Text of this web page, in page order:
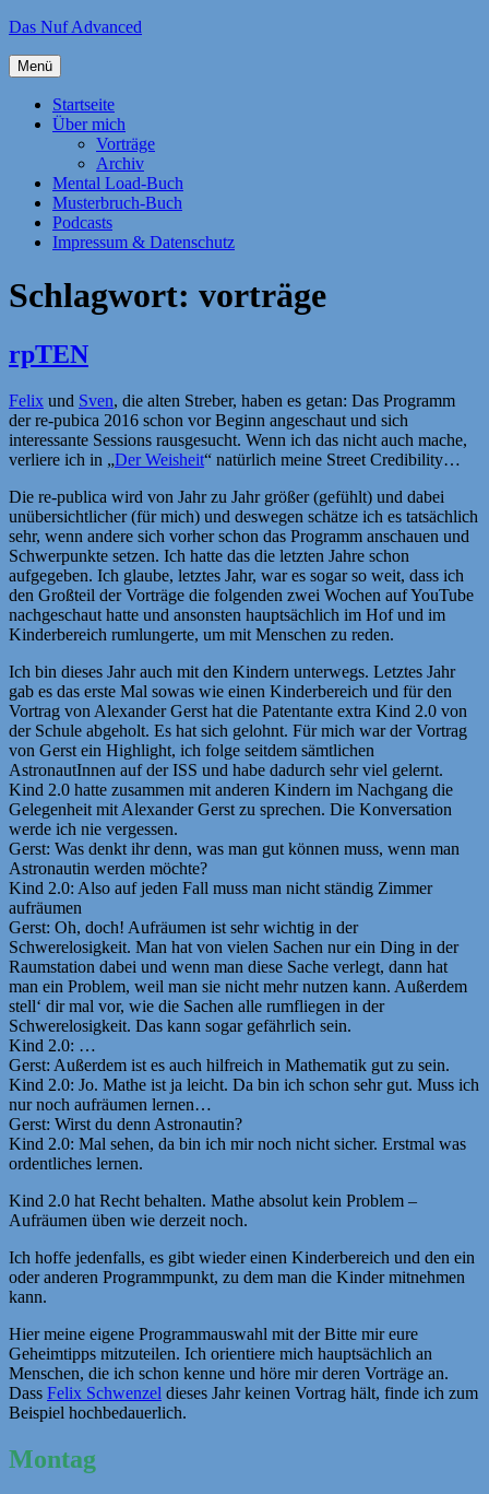
Zum
springen
Das Nuf Advanced
Menü
Startseite
Über mich
Vorträge
Archiv
Mental Load-Buch
Musterbruch-Buch
Podcasts
Impressum & Datenschutz
Schlagwort: vorträge
rpTEN
Felix und Sven, die alten Streber, haben es getan: Das Programm
der re-pubica 2016 schon vor Beginn angeschaut und sich
interessante Sessions rausgesucht. Wenn ich das nicht auch mache,
verliere ich in „Der Weisheit“ natürlich meine Street Credibility…
Die re-publica wird von Jahr zu Jahr größer (gefühlt) und dabei
unübersichtlicher (für mich) und deswegen schätze ich es tatsächlich
sehr, wenn andere sich vorher schon das Programm anschauen und
Schwerpunkte setzen. Ich hatte das die letzten Jahre schon
aufgegeben. Ich glaube, letztes Jahr, war es sogar so weit, dass ich
den Großteil der Vorträge die folgenden zwei Wochen auf YouTube
nachgeschaut hatte und ansonsten hauptsächlich im Hof und im
Kinderbereich rumlungerte, um mit Menschen zu reden.
Ich bin dieses Jahr auch mit den Kindern unterwegs. Letztes Jahr
gab es das erste Mal sowas wie einen Kinderbereich und für den
Vortrag von Alexander Gerst hat die Patentante extra Kind 2.0 von
der Schule abgeholt. Es hat sich gelohnt. Für mich war der Vortrag
von Gerst ein Highlight, ich folge seitdem sämtlichen
AstronautInnen auf der ISS und habe dadurch sehr viel gelernt.
Kind 2.0 hatte zusammen mit anderen Kindern im Nachgang die
Gelegenheit mit Alexander Gerst zu sprechen. Die Konversation
werde ich nie vergessen.
Gerst: Was denkt ihr denn, was man gut können muss, wenn man
Astronautin werden möchte?
Kind 2.0: Also auf jeden Fall muss man nicht ständig Zimmer
aufräumen
Gerst: Oh, doch! Aufräumen ist sehr wichtig in der
Schwerelosigkeit. Man hat von vielen Sachen nur ein Ding in der
Raumstation dabei und wenn man diese Sache verlegt, dann hat
man ein Problem, weil man sie nicht mehr nutzen kann. Außerdem
stell‘ dir mal vor, wie die Sachen alle rumfliegen in der
Schwerelosigkeit. Das kann sogar gefährlich sein.
Kind 2.0: …
Gerst: Außerdem ist es auch hilfreich in Mathematik gut zu sein.
Kind 2.0: Jo. Mathe ist ja leicht. Da bin ich schon sehr gut. Muss ich
nur noch aufräumen lernen…
Gerst: Wirst du denn Astronautin?
Kind 2.0: Mal sehen, da bin ich mir noch nicht sicher. Erstmal was
ordentliches lernen.
Kind 2.0 hat Recht behalten. Mathe absolut kein Problem –
Aufräumen üben wie derzeit noch.
Ich hoffe jedenfalls, es gibt wieder einen Kinderbereich und den ein
oder anderen Programmpunkt, zu dem man die Kinder mitnehmen
kann.
Hier meine eigene Programmauswahl mit der Bitte mir eure
Geheimtipps mitzuteilen. Ich orientiere mich hauptsächlich an
Menschen, die ich schon kenne und höre mir deren Vorträge an.
Dass Felix Schwenzel dieses Jahr keinen Vortrag hält, finde ich zum
Beispiel hochbedauerlich.
Montag